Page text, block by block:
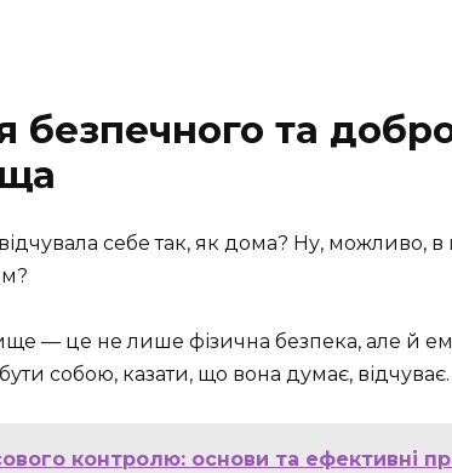
безпечного та
себе так, як дома? Ну, можливо, в
— це не лише фізична безпека, але й
собою, казати, що вона думає, відчуває.
контролю: основи та ефективні